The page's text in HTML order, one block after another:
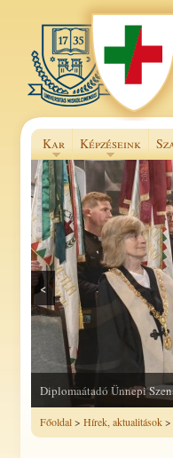
Kar Képzéseink
Selye János Szakkollégium
<
Főoldal> Hírek, aktualitások>